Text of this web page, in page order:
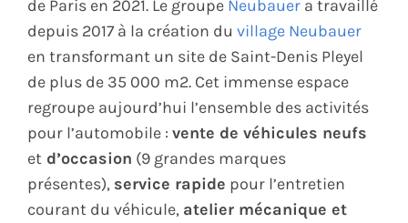
de Paris en 2021. Le groupe Neubauer a travaillé
depuis 2017 à la création du village Neubauer
en transformant un site de Saint-Denis Pleyel
de plus de 35 000 m2. Cet immense espace
regroupe aujourd’hui l’ensemble des activités
pour l’automobile : vente de véhicules neufs
et d’occasion (9 grandes marques
présentes), service rapide pour l’entretien
courant du véhicule, atelier mécanique et